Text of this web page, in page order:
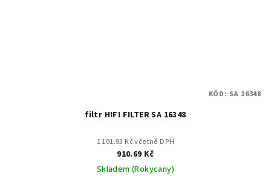
filtr HIFI FILTER SA 16348
1 101.93 Kč včetně DPH
910.69 Kč
Skladem (Rokycany)
KÓD: SA 16348